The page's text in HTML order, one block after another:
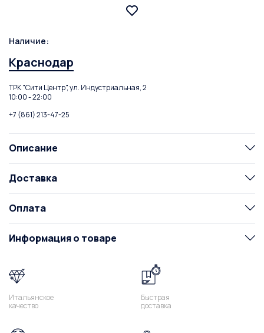
Наличие:
Краснодар
ТРК "Сити Центр", ул. Индустриальная, 2
10:00 - 22:00
+7 (861) 213-47-25
Описание
Доставка
Оплата
Информация о товаре
Итальянское
качество
Быстрая
доставка